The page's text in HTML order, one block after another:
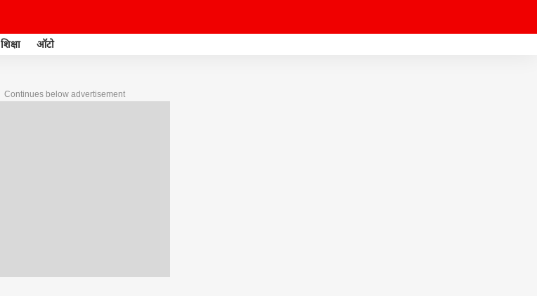
शिक्षा ऑटो
Continues below advertisement